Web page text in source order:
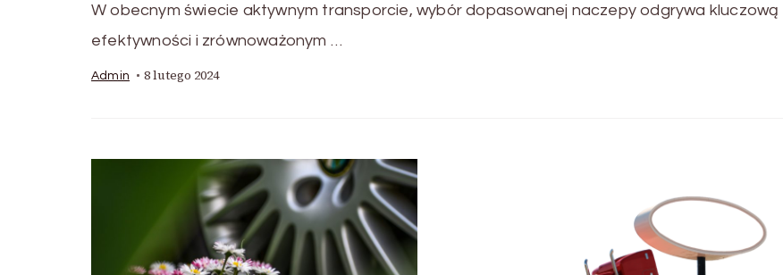
W obecnym świecie aktywnym transporcie, wybór dopasowanej naczepy odgrywa kluczową
efektywności i zrównoważonym …
Admin 8 lutego 2024